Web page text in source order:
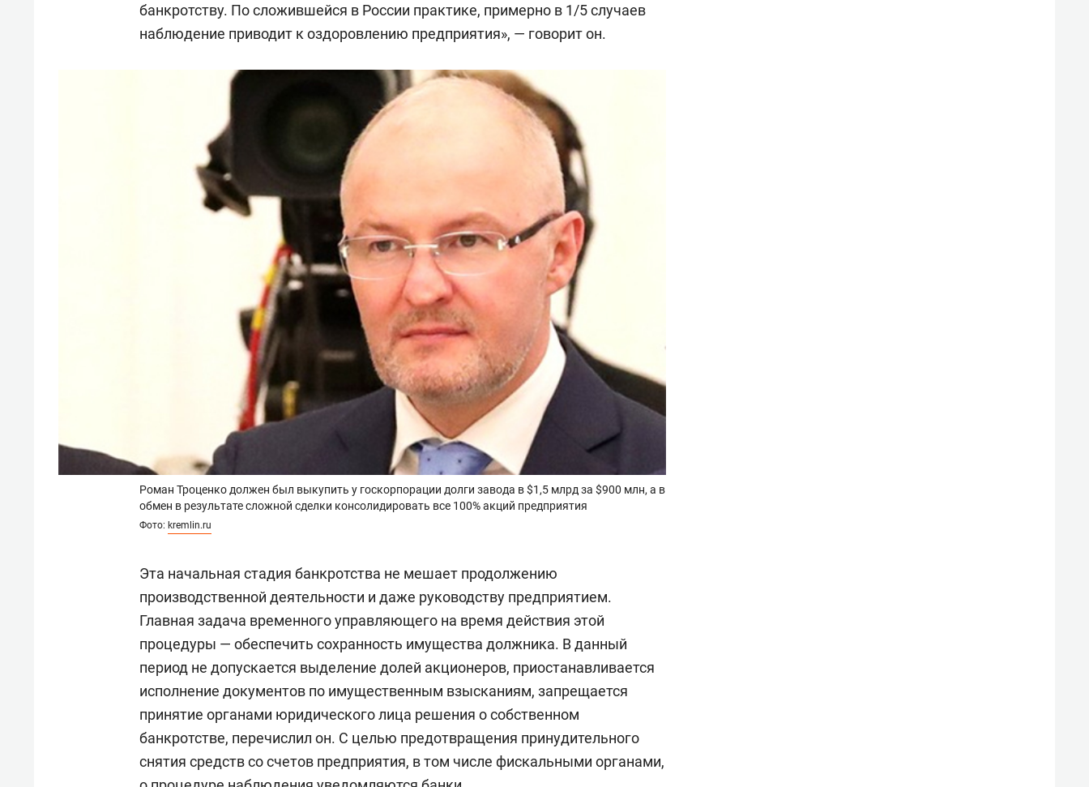
банкротству. По сложившейся в России практике, примерно в 1/5 случаев
наблюдение приводит к оздоровлению предприятия», — говорит он.
Роман Троценко должен был выкупить у госкорпорации долги завода в $1,5 млрд за $900 млн, а в
обмен в результате сложной сделки консолидировать все 100% акций предприятия
Фото: kremlin.ru
Эта начальная стадия банкротства не мешает продолжению
производственной деятельности и даже руководству предприятием.
Главная задача временного управляющего на время действия этой
процедуры — обеспечить сохранность имущества должника. В данный
период не допускается выделение долей акционеров, приостанавливается
исполнение документов по имущественным взысканиям, запрещается
принятие органами юридического лица решения о собственном
банкротстве, перечислил он. С целью предотвращения принудительного
снятия средств со счетов предприятия, в том числе фискальными органами,